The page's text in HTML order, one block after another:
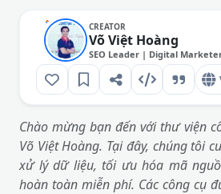
CREATOR
Võ Việt Hoàng
SEO Leader | Digital
Chào mừng bạn đến với thư viện
Võ Việt Hoàng. Tại đây, chúng tôi
xử lý dữ liệu, tối ưu hóa mã
hoàn toàn miễn phí. Các công cụ